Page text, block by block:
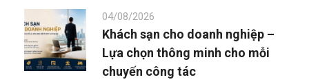
04/08/2026
Khách sạn cho doanh nghiệp –
Lựa chọn thông minh cho mỗi
chuyến công tác